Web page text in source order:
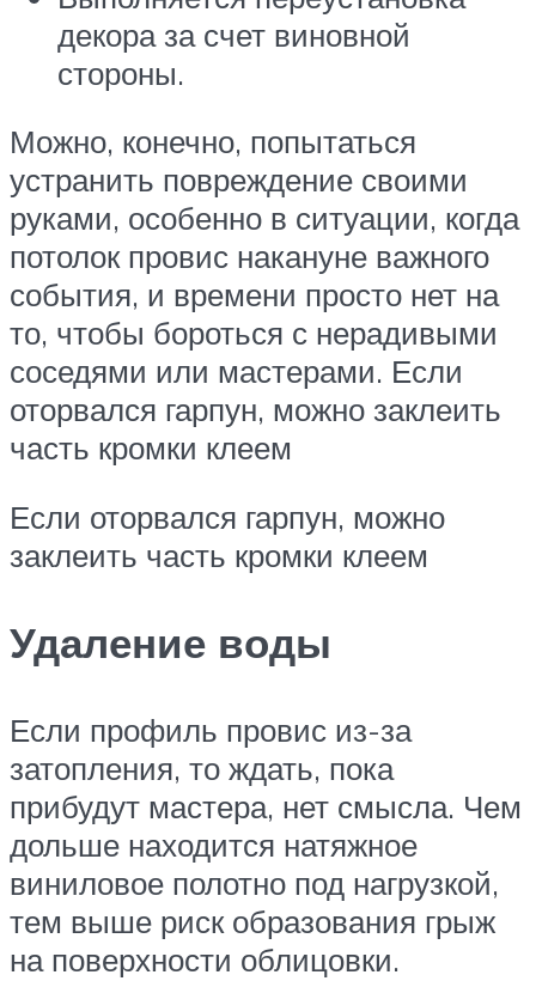
декора за счет виновной
стороны.
Можно, конечно, попытаться
устранить повреждение своими
руками, особенно в ситуации, когда
потолок провис накануне важного
события, и времени просто нет на
то, чтобы бороться с нерадивыми
соседями или мастерами. Если
оторвался гарпун, можно заклеить
часть кромки клеем
Если оторвался гарпун, можно
заклеить часть кромки клеем
Удаление воды
Если профиль провис из-за
затопления, то ждать, пока
прибудут мастера, нет смысла. Чем
дольше находится натяжное
виниловое полотно под нагрузкой,
тем выше риск образования грыж
на поверхности облицовки.